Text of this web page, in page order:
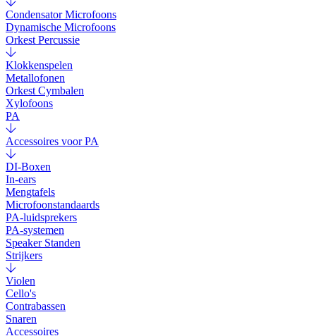
Condensator Microfoons
Dynamische Microfoons
Orkest Percussie
Klokkenspelen
Metallofonen
Orkest Cymbalen
Xylofoons
PA
Accessoires voor PA
DI-Boxen
In-ears
Mengtafels
Microfoonstandaards
PA-luidsprekers
PA-systemen
Speaker Standen
Strijkers
Violen
Cello's
Contrabassen
Snaren
Accessoires